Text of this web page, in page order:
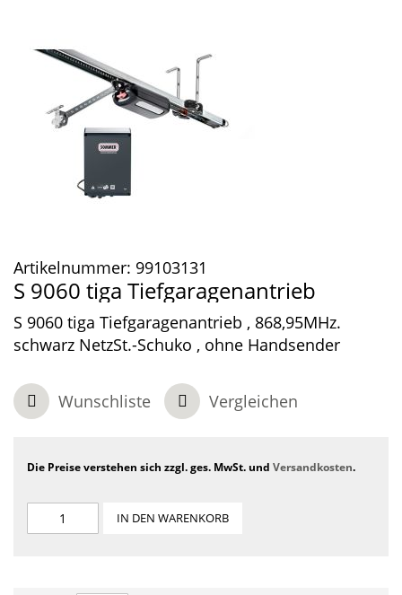
Artikelnummer: 99103131
S 9060 tiga Tiefgaragenantrieb
S 9060 tiga Tiefgaragenantrieb , 868,95MHz.
schwarz NetzSt.-Schuko , ohne Handsender
Wunschliste Vergleichen
Die Preise verstehen sich zzgl. ges. MwSt. und Versandkosten.
IN DEN WARENKORB